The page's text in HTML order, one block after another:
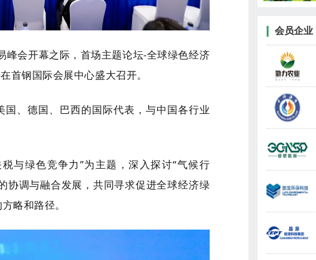
峰会开幕之际，首场主题论坛-全球绿色经济
首钢国际会展中心盛大召开。
国、德国、巴西的国际代表，与中国各行业
与绿色竞争力”为主题，深入探讨“气候行
协调与融合发展，共同寻求促进全球经济绿
略和路径。
会员企业